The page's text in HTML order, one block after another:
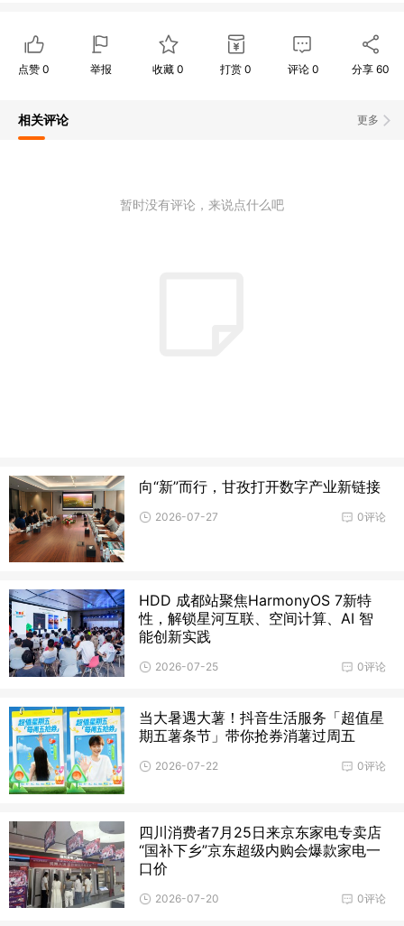
点赞 0 举报 收藏0 打赏 0 评论 0 分享 60
更多
相关评论
暂时没有评论，来说点什么吧
向“新”而行，甘孜打开数字产业新链接
0评论
2026-07-27
HDD 成都站聚焦HarmonyOS 7新特
性，解锁星河互联、空间计算、AI 智
能创新实践
0评论
2026-07-25
当大暑遇大薯！抖音生活服务「超值星
期五薯条节」带你抢券消薯过周五
0评论
2026-07-22
四川消费者7月25日来京东家电专卖店
“国补下乡”京东超级内购会爆款家电一
口价
0评论
2026-07-20